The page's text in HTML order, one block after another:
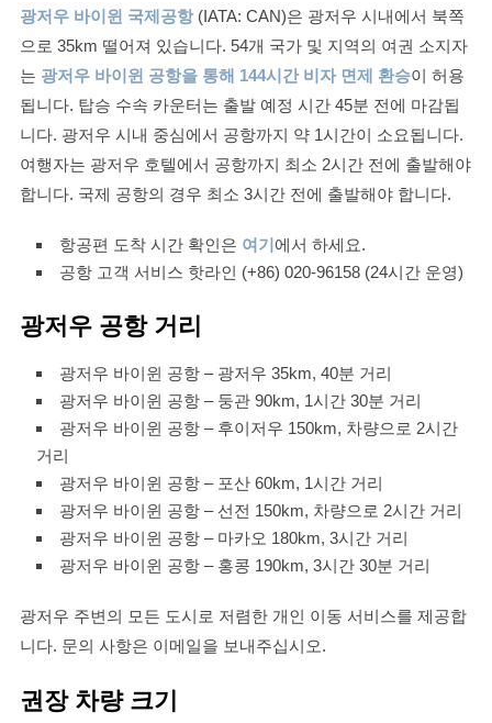
광저우 바이윈 국제공항(IATA: CAN)은 광저우 시내에서 북쪽
으로 35km 떨어져 있습니다. 54개 국가 및 지역의 여권 소지자
는 광저우 바이윈 공항을 통해 144시간 비자 면제 환승이 허용
됩니다. 탑승 수속 카운터는 출발 예정 시간 45분 전에 마감됩
니다. 광저우 시내 중심에서 공항까지 약 1시간이 소요됩니다.
여행자는 광저우 호텔에서 공항까지 최소 2시간 전에 출발해야
합니다. 국제 공항의 경우 최소 3시간 전에 출발해야 합니다.
항공편 도착 시간 확인은 여기 에서 하세요.
공항 고객 서비스 핫라인 (+86) 020-96158 (24시간 운영)
광저우 공항 거리
광저우 바이윈 공항 – 광저우 35km, 40분 거리
광저우 바이윈 공항 – 둥관 90km, 1시간 30분 거리
광저우 바이윈 공항 – 후이저우 150km, 차량으로 2시간
거리
광저우 바이윈 공항 – 포산 60km, 1시간 거리
광저우 바이윈 공항 – 선전 150km, 차량으로 2시간 거리
광저우 바이윈 공항 – 마카오 180km, 3시간 거리
광저우 바이윈 공항 – 홍콩 190km, 3시간 30분 거리
광저우 주변의 모든 도시로 저렴한 개인 이동 서비스를 제공합
니다. 문의 사항은 이메일을 보내주십시오.
권장 차량 크기